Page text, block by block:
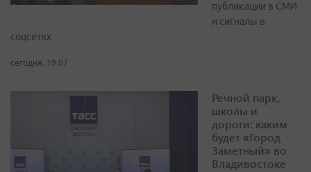
публикации в СМИ
и сигналы в
соцсетях
сегодня, 19:07
Речной парк,
школы и
дороги: каким
будет «Город
Заметный» во
Владивостоке